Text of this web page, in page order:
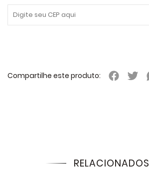
Compartilhe este produto:
RELACIONADOS